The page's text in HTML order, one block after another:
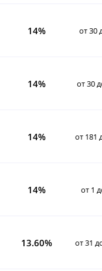
14% от 30
14% от 30
14% от 181
14% от 1
13.60% от 31